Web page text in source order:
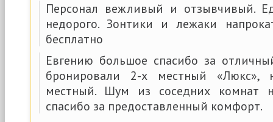
Персонал вежливый и отзывчивый.
недорого. Зонтики и лежаки
бесплатно
Евгению большое спасибо за
бронировали 2-х местный
местный. Шум из соседних комнат
спасибо за предоставленный комфорт.